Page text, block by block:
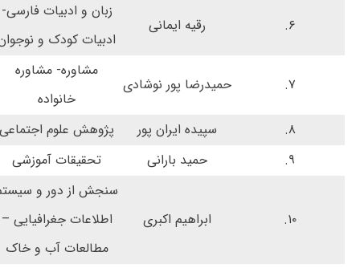
۶. رقیه ایمانی
زبان و ادبیات فارسی-
ادبیات کودک و
۷. حمیدرضا پور نوشادی
مشاوره- مشاوره
خانواده
۸.
سپیده ایران پور
پژوهش علوم اجتماعی
۹.
حمید بارانی تحقیقات آموزشی
۱۰. ابراهیم اکبری
سنجش از دور و
اطلاعات جغرافیایی –
مطالعات آب و خاک